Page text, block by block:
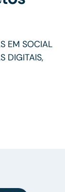
EM SOCIAL
DIGITAIS,